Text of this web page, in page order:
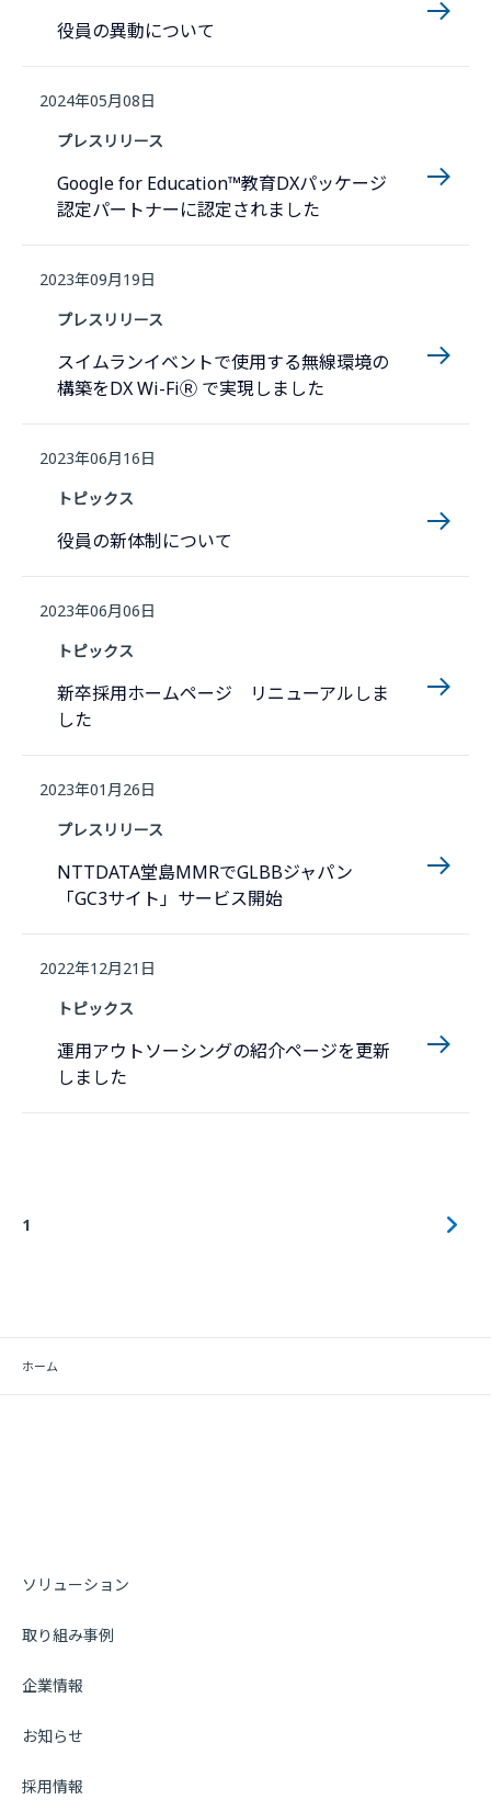
役員の異動について
2024年05月08日
プレスリリース
Google for Education™教育DXパッケージ
認定パートナーに認定されました
2023年09月19日
プレスリリース
スイムランイベントで使用する無線環境の
構築をDX Wi-FiⓇ で実現しました
2023年06月16日
トピックス
役員の新体制について
2023年06月06日
トピックス
新卒採用ホームページ リニューアルしま
した
2023年01月26日
プレスリリース
NTTDATA堂島MMRでGLBBジャパン
「GC3サイト」サービス開始
2022年12月21日
トピックス
運用アウトソーシングの紹介ページを更新
しました
1
ホーム
ソリューション
取り組み事例
企業情報
お知らせ
採用情報